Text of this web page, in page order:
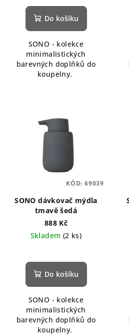
Do košíku
SONO - kolekce
minimalistických
barevných doplňků do
koupelny.
SONO dávkovač mýdla
tmavě šedá
888 Kč
Skladem (2 ks)
Do košíku
SONO - kolekce
minimalistických
barevných doplňků do
koupelny.
KÓD: 69039